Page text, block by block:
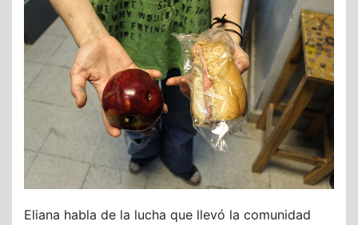
Eliana habla de la lucha que llevó la comunidad